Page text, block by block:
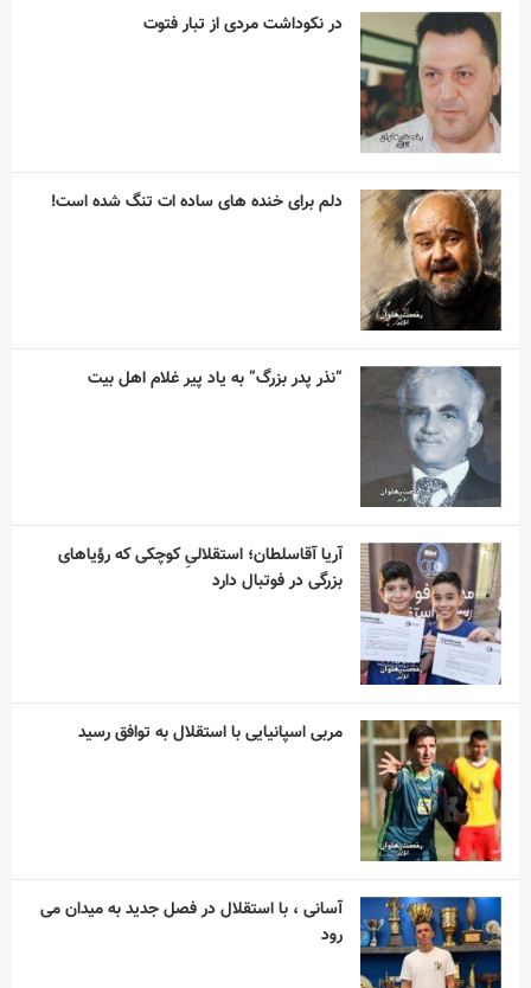
در نکوداشت مردی از تبار فتوت
دلم برای خنده های ساده ات تنگ شده است!
“نذر پدر بزرگ” به یاد پیر غلام اهل بیت
آریا آقاسلطان؛ استقلالیِ کوچکی که رؤیاهای
بزرگی در فوتبال دارد
مربی اسپانیایی با استقلال به توافق رسید
آسانی ، با استقلال در فصل جدید به میدان می
رود